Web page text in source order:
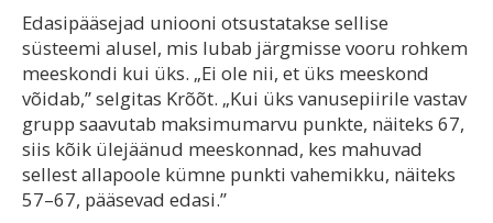
Edasipääsejad uniooni otsustatakse sellise
süsteemi alusel, mis lubab järgmisse vooru rohkem
meeskondi kui üks. „Ei ole nii, et üks meeskond
võidab,” selgitas Krõõt. „Kui üks vanusepiirile vastav
grupp saavutab maksimumarvu punkte, näiteks 67,
siis kõik ülejäänud meeskonnad, kes mahuvad
sellest allapoole kümne punkti vahemikku, näiteks
57–67, pääsevad edasi.”